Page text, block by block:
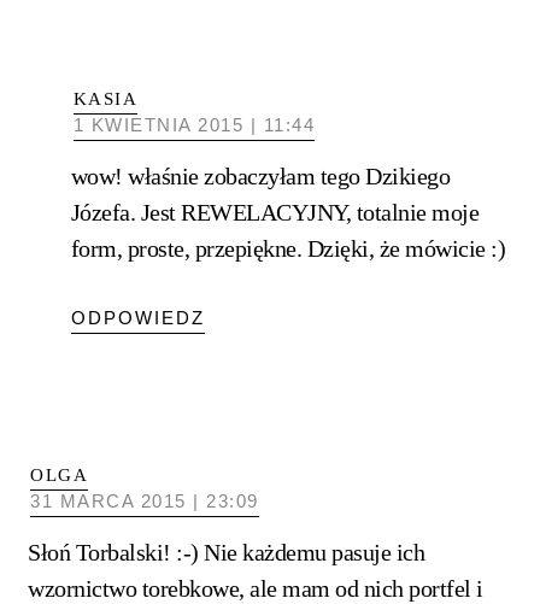
KASIA
1 KWIETNIA 2015 | 11:44
wow! właśnie zobaczyłam tego Dzikiego
Józefa. Jest REWELACYJNY, totalnie moje
form, proste, przepiękne. Dzięki, że mówicie :)
ODPOWIEDZ
OLGA
31 MARCA 2015 | 23:09
Słoń Torbalski! :-) Nie każdemu pasuje ich
wzornictwo torebkowe, ale mam od nich portfel i